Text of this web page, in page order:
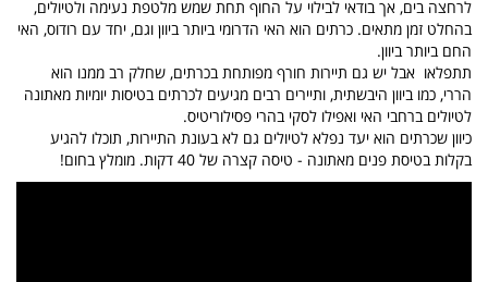
לרחצה בים, אך בודאי לבילוי על החוף תחת שמש מלטפת נעימה ולטיולים,
בהחלט זמן מתאים. כרתים הוא האי הדרומי ביותר ביוון וגם, יחד עם רודוס, האי
החם ביותר ביוון.
תתפלאו אבל יש גם תיירות חורף מפותחת בכרתים, שחלק רב ממנו הוא
הררי, כמו ביוון היבשתית, ותיירים רבים מגיעים לכרתים בטיסות יומיות מאתונה
לטיולים ברחבי האי ואפילו לסקי בהרי פסילוריטיס.
כיוון שכרתים הוא יעד נפלא לטיולים גם לא בעונת התיירות, תוכלו להגיע
בקלות בטיסת פנים מאתונה - טיסה קצרה של 40 דקות. מומלץ בחום!